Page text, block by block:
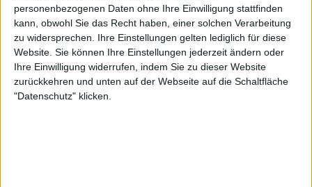
personenbezogenen Daten ohne Ihre Einwilligung stattfinden
kann, obwohl Sie das Recht haben, einer solchen Verarbeitung
zu widersprechen. Ihre Einstellungen gelten lediglich für diese
Website. Sie können Ihre Einstellungen jederzeit ändern oder
Ihre Einwilligung widerrufen, indem Sie zu dieser Website
zurückkehren und unten auf der Webseite auf die Schaltfläche
"Datenschutz" klicken.